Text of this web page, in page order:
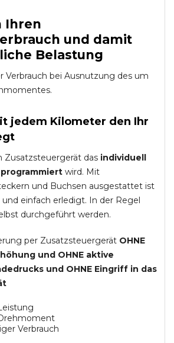
Ihren
und damit
Belastung
Verbrauch bei Ausnutzung des um
jedem Kilometer den Ihr
Zusatzsteuergerät das individuell
wird. Mit
und Buchsen ausgestattet ist
und einfach erledigt. In der Regel
durchgeführt werden.
per Zusatzsteuergerät OHNE
und OHNE aktive
und OHNE Eingriff in das
Verbrauch